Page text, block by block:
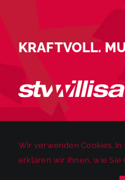
KRAFTVOLL.
Wir verwenden Cookies. In
erklären wir Ihnen, wie Sie